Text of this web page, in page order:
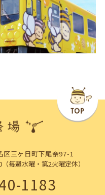
区三ヶ日町下尾奈97-1
毎週水曜・第2火曜定休）
1183